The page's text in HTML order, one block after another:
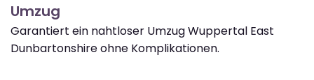
Umzug
Garantiert ein nahtloser Umzug Wuppertal East
Dunbartonshire ohne Komplikationen.